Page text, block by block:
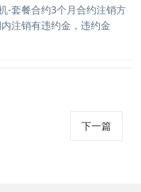
-套餐合约3个月合约注销方
注销有违约金，违约金
下一篇